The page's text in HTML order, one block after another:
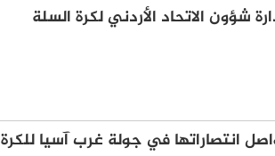
شؤون الاتحاد الأردني لكرة السلة
انتصاراتها في جولة غرب آسيا للكرة